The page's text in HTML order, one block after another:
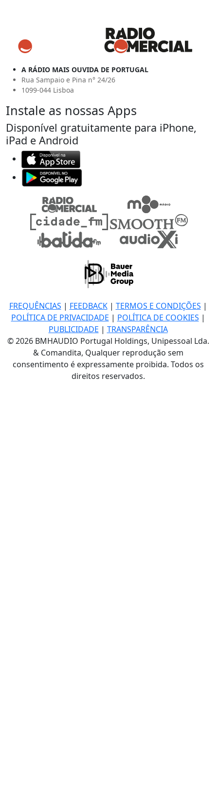
A RÁDIO MAIS OUVIDA DE PORTUGAL
Rua Sampaio e Pina n° 24/26
1099-044 Lisboa
Instale as nossas Apps
Disponível gratuitamente para iPhone,
iPad e Android
FREQUÊNCIAS | FEEDBACK| TERMOS E CONDIÇÕES |
POLÍTICA DE PRIVACIDADE | POLÍTICA DE COOKIES |
PUBLICIDADE | TRANSPARÊNCIA
© 2026 BMHAUDIO Portugal Holdings, Unipessoal Lda.
& Comandita, Qualquer reprodução sem
consentimento é expressamente proibida. Todos os
direitos reservados.